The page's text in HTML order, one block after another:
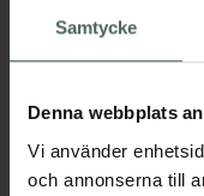
Samtycke
Denna webbplats
Vi använder
och annonserna till
Aktuella